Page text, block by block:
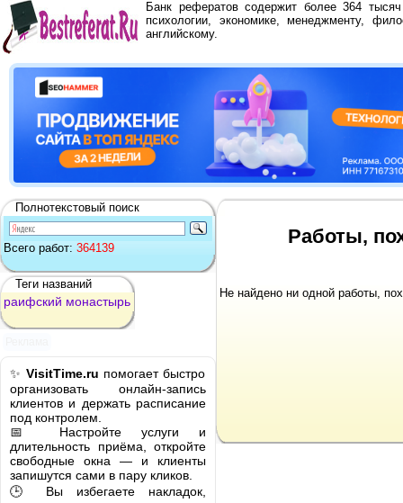
Банк рефератов содержит более 364
психологии, экономике, менеджменту,
английскому.
Полнотекстовый поиск
Всего работ: 364139
Теги названий
раифский монастырь
✨ VisitTime.ru помогает быстро
организовать онлайн-запись
клиентов и держать расписание
под контролем.
📅 Настройте услуги и
длительность приёма, откройте
свободные окна — и клиенты
запишутся сами в пару кликов.
🕒 Вы избегаете накладок,
Работы,
Не найдено ни одной работы,